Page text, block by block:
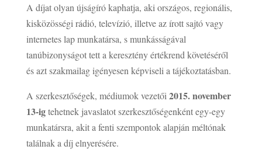
A díjat olyan újságíró kaphatja, aki országos, regionális,
kisközösségi rádió, televízió, illetve az írott sajtó vagy
internetes lap munkatársa, s munkásságával
tanúbizonyságot tett a keresztény értékrend követéséről
és azt szakmailag igényesen képviseli a tájékoztatásban.
A szerkesztőségek, médiumok vezetői 2015. november
13-igtehetnek javaslatot szerkesztőségenként egy-egy
munkatársra, akit a fenti szempontok alapján méltónak
találnak a díj elnyerésére.